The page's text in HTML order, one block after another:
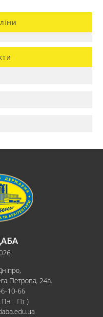
Петрова, 24а.
10-66
Пн - Пт )